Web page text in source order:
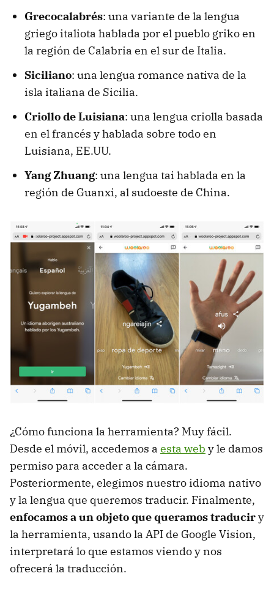
Grecocalabrés: una variante de la lengua
griego italiota hablada por el pueblo griko en
la región de Calabria en el sur de Italia.
Siciliano: una lengua romance nativa de la
isla italiana de Sicilia.
Criollo de Luisiana: una lengua criolla basada
en el francés y hablada sobre todo en
Luisiana, EE.UU.
Yang Zhuang: una lengua tai hablada en la
región de Guanxi, al sudoeste de China.
¿Cómo funciona la herramienta? Muy fácil.
Desde el móvil, accedemos a esta web y le damos
permiso para acceder a la cámara.
Posteriormente, elegimos nuestro idioma nativo
y la lengua que queremos traducir. Finalmente,
enfocamos a un objeto que queramos traduciry
la herramienta, usando la API de Google Vision,
interpretará lo que estamos viendo y nos
ofrecerá la traducción.